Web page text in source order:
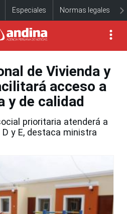
Especiales Normas legales
de Vivienda y
acceso a
y de calidad
prioritaria atenderá a
y E, destaca ministra